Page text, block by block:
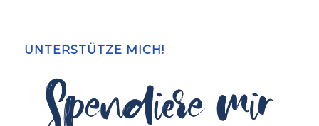
UNTERSTÜTZE MICH!